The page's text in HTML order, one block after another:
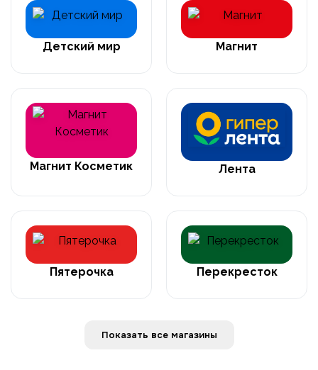
Детский мир Магнит
Магнит Косметик Лента
Пятерочка Перекресток
Показать все магазины